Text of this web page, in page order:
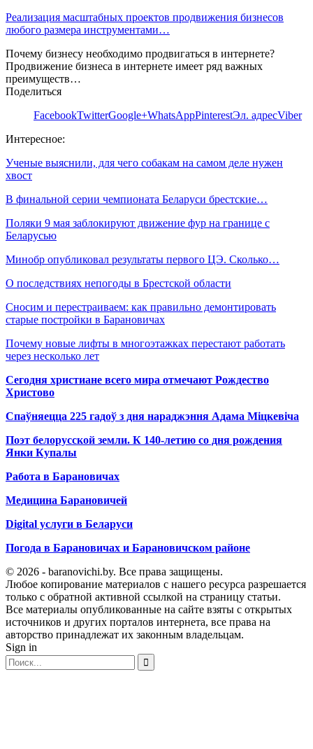
Реализация масштабных проектов продвижения бизнесов
любого размера инструментами…
Почему бизнесу необходимо продвигаться в интернете?
Продвижение бизнеса в интернете имеет ряд важных
преимуществ…
Поделиться
FacebookTwitterGoogle+WhatsAppPinterestЭл. адресViber
Интересное:
Ученые выяснили, для чего собакам на самом деле нужен
хвост
В финальной серии чемпионата Беларуси брестские…
Поляки 9 мая заблокируют движение фур на границе с
Беларусью
Минобр опубликовал результаты первого ЦЭ. Сколько…
О последствиях непогоды в Брестской области
Сносим и перестраиваем: как правильно демонтировать
старые постройки в Барановичах
Почему новые лифты в многоэтажках перестают работать
через несколько лет
Сегодня христиане всего мира отмечают Рождество
Христово
Спаўняецца 225 гадоў з дня нараджэння Адама Міцкевіча
Поэт белорусской земли. К 140-летию со дня рождения
Янки Купалы
Работа в Барановичах
Медицина Барановичей
Digital услуги в Беларуси
Погода в Барановичах и Барановичском районе
© 2026 - baranovichi.by. Все права защищены.
Любое копирование материалов с нашего ресурса разрешается
только с обратной активной ссылкой на страницу статьи.
Все материалы опубликованные на сайте взяты с открытых
источников и других порталов интернета, все права на
авторство принадлежат их законным владельцам.
Sign in